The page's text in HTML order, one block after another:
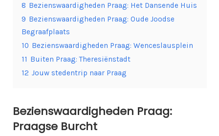
8 Bezienswaardigheden Praag: Het Dansende Huis
9 Bezienswaardigheden Praag: Oude Joodse
Begraafplaats
10 Bezienswaardigheden Praag: Wenceslausplein
11 Buiten Praag: Theresiënstadt
12 Jouw stedentrip naar Praag
Bezienswaardigheden Praag:
Praagse Burcht